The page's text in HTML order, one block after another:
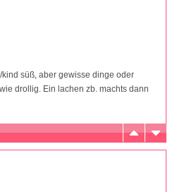
süß, aber gewisse dinge oder
drollig. Ein lachen zb. machts dann